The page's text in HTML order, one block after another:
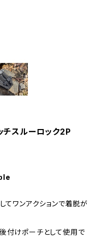
スルーロック2P
てワンアクションで着脱が
付けポーチとして使用で